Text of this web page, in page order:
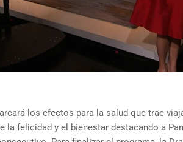
los efectos para la salud que trae
la felicidad y el bienestar destacando a